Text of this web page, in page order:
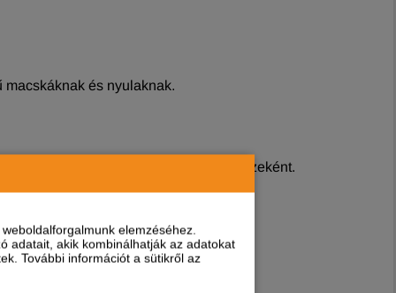
elemzéséhez.
adatait, akik kombinálhatják az adatokat
További információt a sütikről az
és nyulaknak.
illetve a gyógykezelés részeként.